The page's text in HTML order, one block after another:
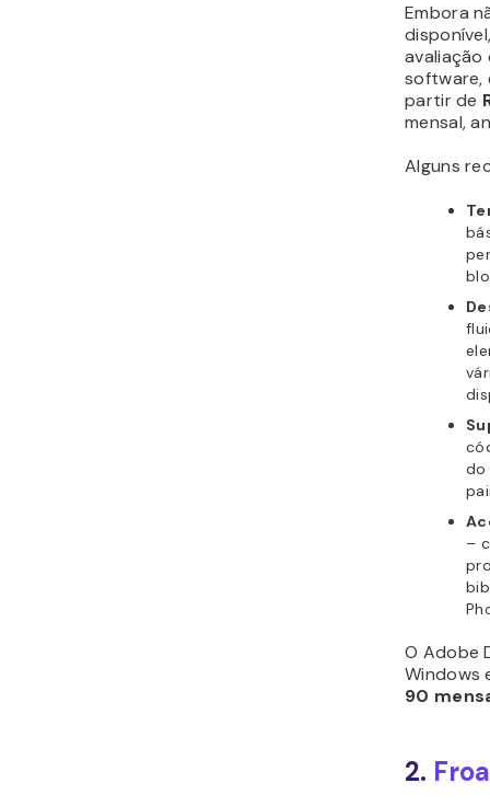
Embora
avaliação
software,
partir de
mensal,
Alguns
do
–
O Adobe
Windows
90
2.